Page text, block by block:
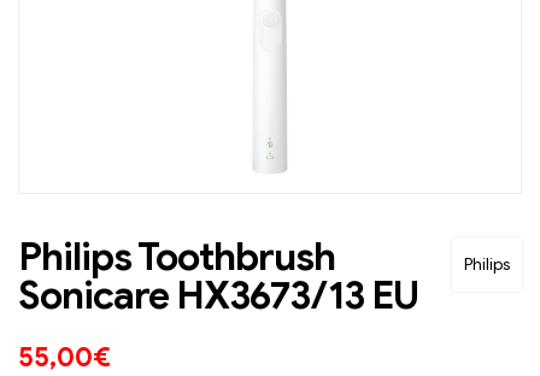
Philips
Philips Toothbrush
Sonicare HX3673/13 EU
55,00€